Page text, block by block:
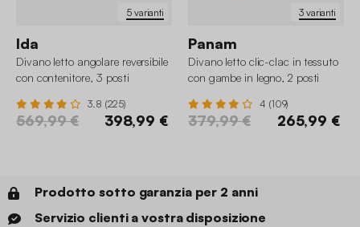
5 varianti
Ida
Divano letto angolare reversibile
con contenitore, 3 posti
3.8 (225)
569,99 € 398,99 €
3 varianti
Panam
Divano letto clic-clac in tessuto
con gambe in legno, 2 posti
4 (109)
379,99 € 265,99 €
Prodotto sotto garanzia per 2 anni
Servizio clienti a vostra disposizione